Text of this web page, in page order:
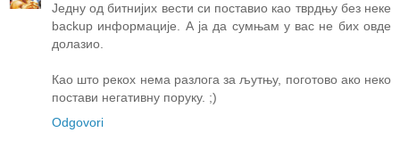
Једну од битнијих вести си поставио као тврдњу без неке
backup информације. А ја да сумњам у вас не бих овде
долазио.
Као што рекох нема разлога за љутњу, поготово ако неко
постави негативну поруку. ;)
Odgovori